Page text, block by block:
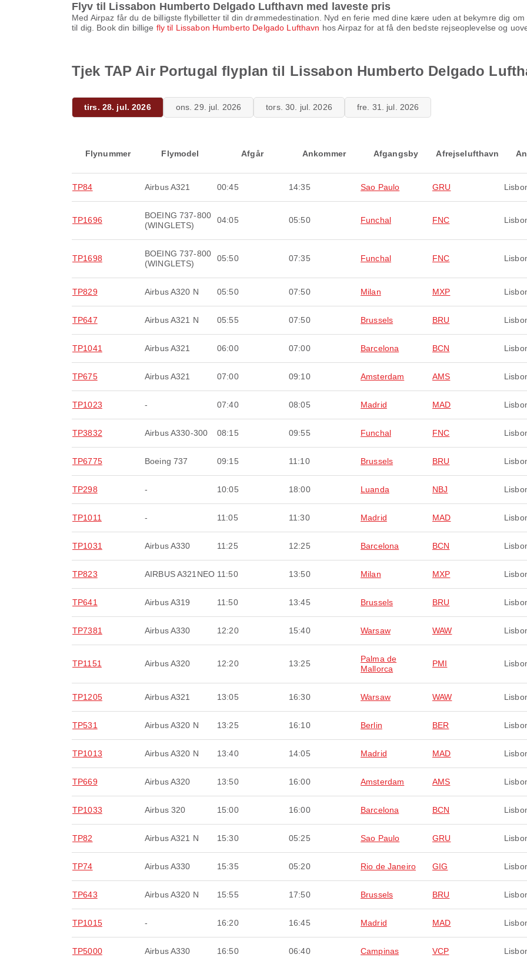
Flyv til Lissabon Humberto Delgado Lufthavn med laveste pris
Med Airpaz får du de billigste flybilletter til din drømmedestination. Nyd en ferie med dine kære uden at bekymre dig
til dig. Book din billige fly til Lissabon Humberto Delgado Lufthavn hos Airpaz for at få den bedste rejseoplevelse og
Tjek TAP Air Portugal flyplan til Lissabon Humberto Delgado
tirs. 28. jul. 2026 ons. 29. jul. 2026 tors. 30. jul. 2026 fre. 31. jul. 2026
Flynummer Flymodel Afgår Ankommer Afgangsby Afrejselufthavn
TP84 Airbus A321 00:45 14:35 Sao Paulo GRU
TP1696
BOEING 737-800
(WINGLETS)
04:05 05:50 Funchal FNC
TP1698
BOEING 737-800
(WINGLETS)
05:50 07:35 Funchal FNC
TP829 Airbus A320 N 05:50 07:50 Milan MXP
TP647 Airbus A321 N 05:55 07:50 Brussels BRU
TP1041 Airbus A321 06:00 07:00 Barcelona BCN
TP675 Airbus A321 07:00 09:10 Amsterdam AMS
TP1023 - 07:40 08:05 Madrid MAD
TP3832 Airbus A330-300 08:15 09:55 Funchal FNC
TP6775 Boeing 737 09:15 11:10 Brussels BRU
TP298 - 10:05 18:00 Luanda NBJ
TP1011 - 11:05 11:30 Madrid MAD
TP1031 Airbus A330 11:25 12:25 Barcelona BCN
TP823 AIRBUS A321NEO 11:50 13:50 Milan MXP
TP641 Airbus A319 11:50 13:45 Brussels BRU
TP7381 Airbus A330 12:20 15:40 Warsaw WAW
TP1151 Airbus A320 12:20 13:25
Palma de
Mallorca
PMI
TP1205 Airbus A321 13:05 16:30 Warsaw WAW
TP531 Airbus A320 N 13:25 16:10 Berlin BER
TP1013 Airbus A320 N 13:40 14:05 Madrid MAD
TP669 Airbus A320 13:50 16:00 Amsterdam AMS
TP1033 Airbus 320 15:00 16:00 Barcelona BCN
TP82 Airbus A321 N 15:30 05:25 Sao Paulo GRU
TP74 Airbus A330 15:35 05:20 Rio de Janeiro GIG
TP643 Airbus A320 N 15:55 17:50 Brussels BRU
TP1015 - 16:20 16:45 Madrid MAD
TP5000 Airbus A330 16:50 06:40 Campinas VCP